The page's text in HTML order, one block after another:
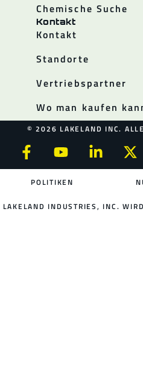
Chemische Suche
Kontakt
Kontakt
Standorte
Vertriebspartner
Wo man kaufen
© 2026 LAKELAND INC.
POLITIKEN
LAKELAND INDUSTRIES, INC.